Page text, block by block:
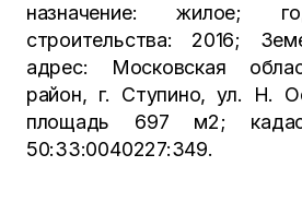
назначение: жилое;
строительства: 2016;
адрес: Московская
район, г. Ступино, ул. Н.
площадь 697 м2;
50:33:0040227:349.